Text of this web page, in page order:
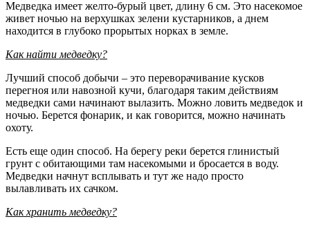
Медведка имеет желто-бурый цвет, длину 6 см. Это насекомое
живет ночью на верхушках зелени кустарников, а днем
находится в глубоко прорытых норках в земле.
Как найти медведку?
Лучший способ добычи – это переворачивание кусков
перегноя или навозной кучи, благодаря таким действиям
медведки сами начинают вылазить. Можно ловить медведок и
ночью. Берется фонарик, и как говорится, можно начинать
охоту.
Есть еще один способ. На берегу реки берется глинистый
грунт с обитающими там насекомыми и бросается в воду.
Медведки начнут всплывать и тут же надо просто
вылавливать их сачком.
Как хранить медведку?